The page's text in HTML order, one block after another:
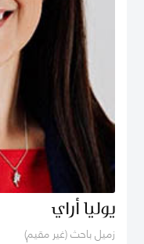
يوليا أراي
زميل باحث (غير مقيم)